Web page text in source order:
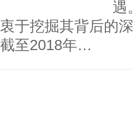
遇
衷于挖掘其背后的
截至2018年…